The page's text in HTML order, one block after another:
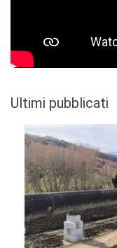
Ultimi pubblicati